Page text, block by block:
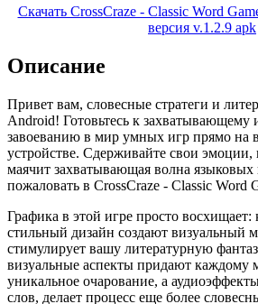
Скачать CrossCraze - Classic Word
версия v.1.2.9 apk
Описание
Привет вам, словесные стратеги и
Android! Готовьтесь к захватывающему
завоеванию в мир умных игр прямо на
устройстве. Сдерживайте свои эмоции,
маячит захватывающая волна языковых
пожаловать в CrossCraze - Classic Word
Графика в этой игре просто восхищает:
стильный дизайн создают визуальный
стимулирует вашу литературную
визуальные аспекты придают каждому
уникальное очарование, а
слов, делает процесс еще более